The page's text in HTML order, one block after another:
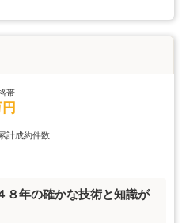
帯
計成約件数
８年の確かな技術と知識が